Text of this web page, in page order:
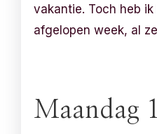
vakantie. Toch heb
afgelopen week, al
Maandag